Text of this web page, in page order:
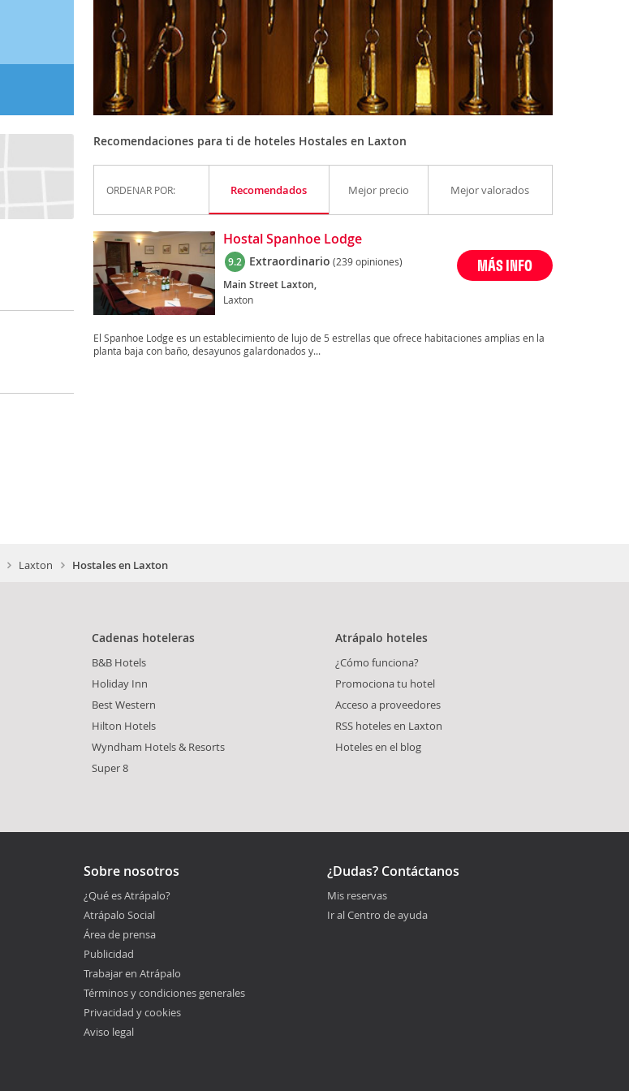
Recomendaciones para ti de hoteles Hostales en Laxton
ORDENAR POR: Recomendados Mejor precio Mejor valorados
Hostal Spanhoe Lodge
9.2 Extraordinario (239 opiniones)
Main Street Laxton,
Laxton
MÁS INFO
El Spanhoe Lodge es un establecimiento de lujo de 5 estrellas que ofrece habitaciones amplias en la
planta baja con baño, desayunos galardonados y...
Laxton Hostales en Laxton
Cadenas hoteleras
B&B Hotels
Holiday Inn
Best Western
Hilton Hotels
Wyndham Hotels & Resorts
Super 8
Atrápalo hoteles
¿Cómo funciona?
Promociona tu hotel
Acceso a proveedores
RSS hoteles en Laxton
Hoteles en el blog
Sobre nosotros
¿Qué es Atrápalo?
Atrápalo Social
Área de prensa
Publicidad
Trabajar en Atrápalo
Términos y condiciones generales
Privacidad y cookies
Aviso legal
¿Dudas? Contáctanos
Mis reservas
Ir al Centro de ayuda